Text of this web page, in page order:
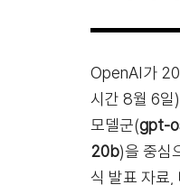
OpenAI가
시간 8월 6일
모델군(gpt-
20b)을 중심
식 발표 자료,